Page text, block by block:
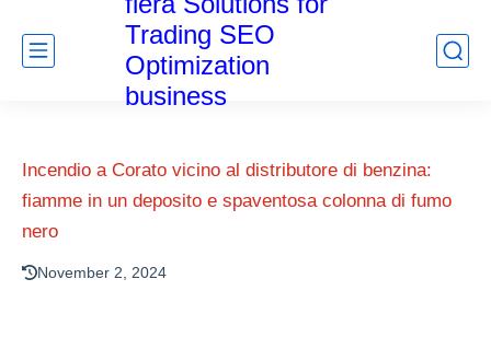
Trading SEO
Optimization
business
Incendio a Corato vicino al distributore di benzina:
fiamme in un deposito e spaventosa colonna di fumo
nero
November 2, 2024